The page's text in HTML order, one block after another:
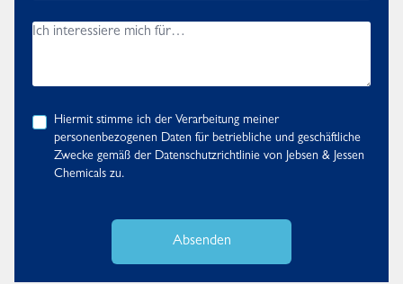
Hiermit stimme ich der Verarbeitung meiner
personenbezogenen Daten für betriebliche und geschäftliche
Zwecke gemäß der Datenschutzrichtlinie von Jebsen & Jessen
Chemicals zu.
Absenden